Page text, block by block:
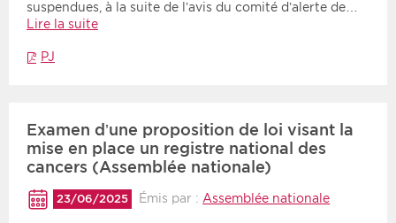
suspendues, à la suite de l’avis du comité d’alerte de…
Lire la suite
PJ
Examen d’une proposition de loi visant la
mise en place un registre national des
cancers (Assemblée nationale)
23/06/2025 Émis par :Assemblée nationale